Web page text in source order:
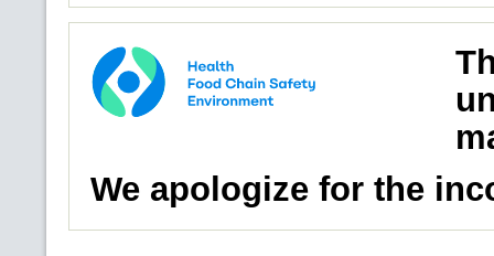
We apologize for the